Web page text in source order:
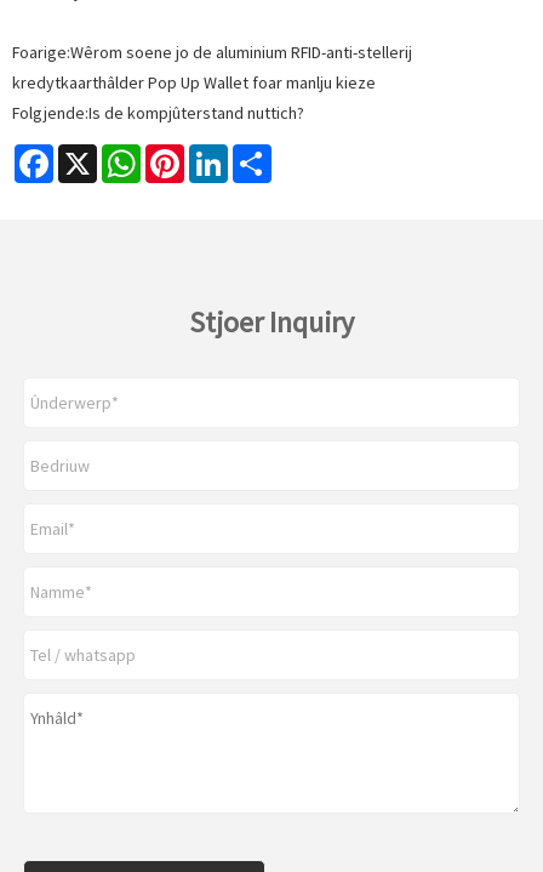
Foarige:Wêrom soene jo de aluminium RFID-anti-stellerij
kredytkaarthâlder Pop Up Wallet foar manlju kieze
Folgjende:Is de kompjûterstand nuttich?
Facebook
X WhatsAppPinterestLinkedIn
Stjoer Inquiry